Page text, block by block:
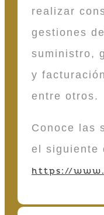
realizar
gestiones
suministro,
y
entre otros.
Conoce las
el siguiente
https://